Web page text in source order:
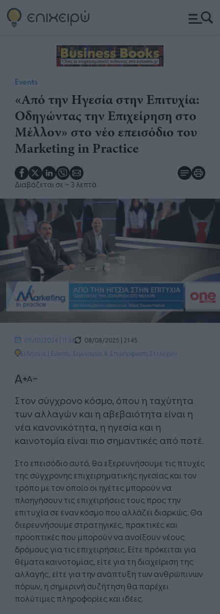
Events
«Από την Ηγεσία στην Επιτυχία:
Οδηγώντας την Επιχείρηση στο
Μέλλον» στο νέο επεισόδιο του
Marketing in Practice
Διαβάζεται σε ~ 3 λεπτά
05/01/2024 | 11:34
08/08/2025 | 21:45
Ειδήσεις | Events Σεμινάρια & Επιμόρφωση Στελεχών
Στον σύγχρονο κόσμο, όπου η ταχύτητα
των αλλαγών και η αβεβαιότητα είναι η
νέα κανονικότητα, η ηγεσία και η
καινοτομία είναι πιο σημαντικές από ποτέ.
Στο επεισόδιο αυτό, θα εξερευνήσουμε τις πτυχές
της σύγχρονης επιχειρηματικής ηγεσίας και τον
τρόπο με τον οποίο οι ηγέτες μπορούν να
πλοηγήσουν τις επιχειρήσεις τους προς την
επιτυχία σε έναν κόσμο που αλλάζει διαρκώς. Θα
διερευνήσουμε στρατηγικές, πρακτικές και
προοπτικές που μπορούν να ανοίξουν νέους
δρόμους για τις επιχειρήσεις. Είτε πρόκειται για
θέματα καινοτομίας, είτε για τη διαχείριση της
αλλαγής, είτε για την ανάπτυξη των ανθρώπινων
πόρων, η σημερινή συζήτηση θα παρέχει
πολύτιμες πληροφορίες και ιδέες.